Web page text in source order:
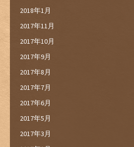
2018年1月
2017年11月
2017年10月
2017年9月
2017年8月
2017年7月
2017年6月
2017年5月
2017年3月